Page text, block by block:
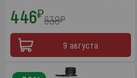
446₽638₽
9 августа